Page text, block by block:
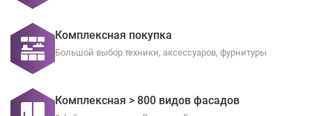
Комплексная покупка
Большой выбор техники, аксессуаров, фурнитуры
Комплексная > 800 видов фасадов